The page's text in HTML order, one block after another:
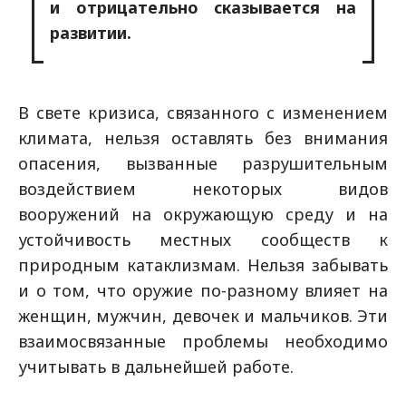
и отрицательно сказывается на
развитии.
В свете кризиса, связанного с изменением
климата, нельзя оставлять без внимания
опасения, вызванные разрушительным
воздействием некоторых видов
вооружений на окружающую среду и на
устойчивость местных сообществ к
природным катаклизмам. Нельзя забывать
и о том, что оружие по-разному влияет на
женщин, мужчин, девочек и мальчиков. Эти
взаимосвязанные проблемы необходимо
учитывать в дальнейшей работе.